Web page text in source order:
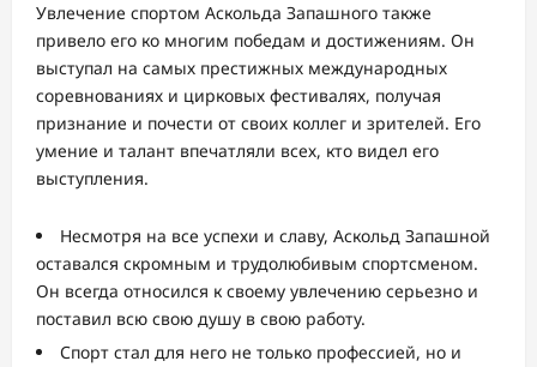
Увлечение спортом Аскольда Запашного также
привело его ко многим победам и достижениям. Он
выступал на самых престижных международных
соревнованиях и цирковых фестивалях, получая
признание и почести от своих коллег и зрителей. Его
умение и талант впечатляли всех, кто видел его
выступления.
Несмотря на все успехи и славу, Аскольд Запашной
оставался скромным и трудолюбивым спортсменом.
Он всегда относился к своему увлечению серьезно и
поставил всю свою душу в свою работу.
Спорт стал для него не только профессией, но и